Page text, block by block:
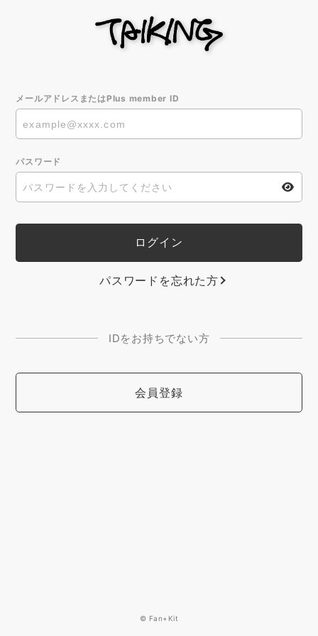
メールアドレスまたはPlus member ID
パスワード
パスワードを忘れた方
IDをお持ちでない方
会員登録
© Fan+Kit